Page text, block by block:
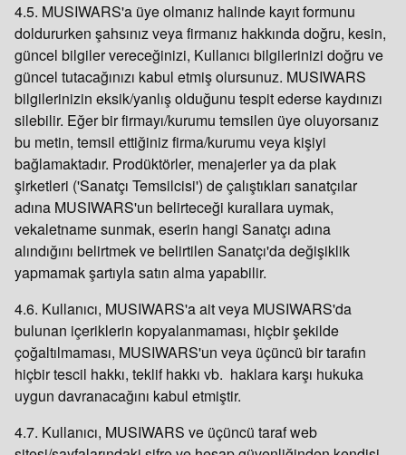
4.5. MUSIWARS'a üye olmanız halinde kayıt formunu
doldururken şahsınız veya firmanız hakkında doğru, kesin,
güncel bilgiler vereceğinizi, Kullanıcı bilgilerinizi doğru ve
güncel tutacağınızı kabul etmiş olursunuz. MUSIWARS
bilgilerinizin eksik/yanlış olduğunu tespit ederse kaydınızı
silebilir. Eğer bir firmayı/kurumu temsilen üye oluyorsanız
bu metin, temsil ettiğiniz firma/kurumu veya kişiyi
bağlamaktadır. Prodüktörler, menajerler ya da plak
şirketleri ('Sanatçı Temsilcisi') de çalıştıkları sanatçılar
adına MUSIWARS'un belirteceği kurallara uymak,
vekaletname sunmak, eserin hangi Sanatçı adına
alındığını belirtmek ve belirtilen Sanatçı'da değişiklik
yapmamak şartıyla satın alma yapabilir.
4.6. Kullanıcı, MUSIWARS'a ait veya MUSIWARS'da
bulunan içeriklerin kopyalanmaması, hiçbir şekilde
çoğaltılmaması, MUSIWARS'un veya üçüncü bir tarafın
hiçbir tescil hakkı, teklif hakkı vb. haklara karşı hukuka
uygun davranacağını kabul etmiştir.
4.7. Kullanıcı, MUSIWARS ve üçüncü taraf web